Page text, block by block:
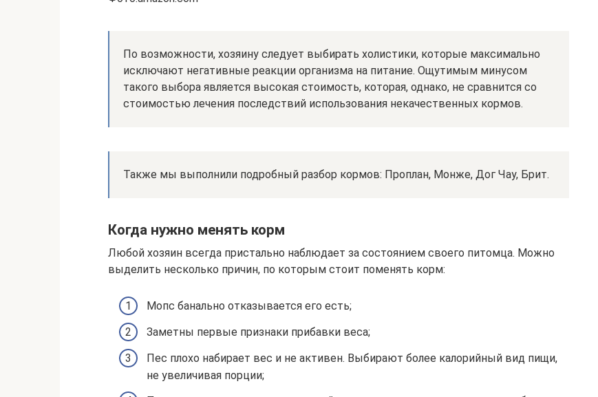
По возможности, хозяину следует выбирать холистики, которые максимально
исключают негативные реакции организма на питание. Ощутимым минусом
такого выбора является высокая стоимость, которая, однако, не сравнится со
стоимостью лечения последствий использования некачественных кормов.
Также мы выполнили подробный разбор кормов: Проплан, Монже, Дог Чау, Брит.
Когда нужно менять корм
Любой хозяин всегда пристально наблюдает за состоянием своего питомца. Можно
выделить несколько причин, по которым стоит поменять корм:
Мопс банально отказывается его есть;
Заметны первые признаки прибавки веса;
Пес плохо набирает вес и не активен. Выбирают более калорийный вид пищи,
не увеличивая порции;